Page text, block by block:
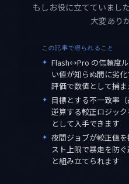
もしお役に立てていまし
大変あり
この記事で得られること
✦ Flash↔Pro の信頼度
い値が知らぬ間に劣
評価で数値として捕
✦ 目標とする不一致率
逆算する較正ロジッ
として入手できます
✦ 夜間ジョブが較正値
スト上限で暴走を防
と組み立てられます